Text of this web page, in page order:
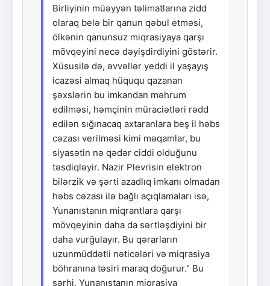
Birliyinin müəyyən təlimatlarına zidd
olaraq belə bir qanun qəbul etməsi,
ölkənin qanunsuz miqrasiyaya qarşı
mövqeyini necə dəyişdirdiyini göstərir.
Xüsusilə də, əvvəllər yeddi il yaşayış
icazəsi almaq hüququ qazanan
şəxslərin bu imkandan məhrum
edilməsi, həmçinin müraciətləri rədd
edilən sığınacaq axtaranlara beş il həbs
cəzası verilməsi kimi məqamlar, bu
siyasətin nə qədər ciddi olduğunu
təsdiqləyir. Nazir Plevrisin elektron
bilərzik və şərti azadlıq imkanı olmadan
həbs cəzası ilə bağlı açıqlamaları isə,
Yunanıstanın miqrantlara qarşı
mövqeyinin daha da sərtləşdiyini bir
daha vurğulayır. Bu qərarların
uzunmüddətli nəticələri və miqrasiya
böhranına təsiri maraq doğurur." Bu
şərhi, Yunanıstanın miqrasiya